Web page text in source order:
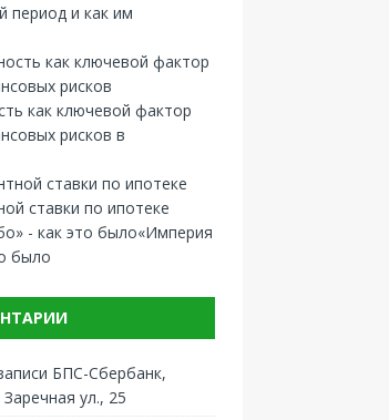
период и как им
как ключевой фактор
рисков в
ставки по ипотеке
«Империя
было
БПС-Сбербанк,
ул., 25